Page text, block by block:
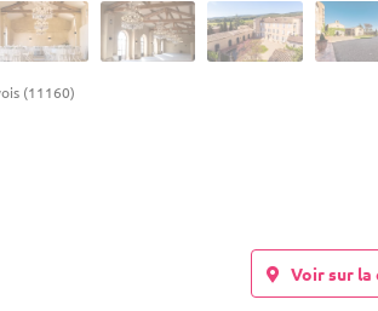
(11160)
Voir sur la